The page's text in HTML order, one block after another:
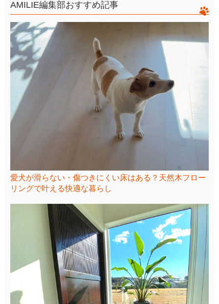
AMILIE編集部おすすめ記事
愛犬が滑らない・傷つきにくい床はある？天然木フロー
リングで叶える快適な暮らし